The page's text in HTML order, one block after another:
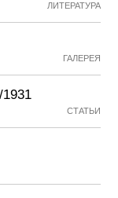
ЛИТЕРАТУРА
ГАЛЕРЕЯ
СТАТЬИ